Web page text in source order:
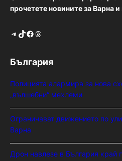
прочетете новините за Варна
Telegram TikTok Facebook Threads
България
Полицията алармира за нова
„вълшебни“ мехлеми
Ограничават движението по
Варна
Дрон навлезе в България край